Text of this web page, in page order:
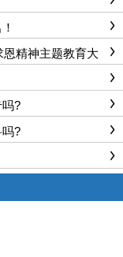
恩精神主题教育大
?
?